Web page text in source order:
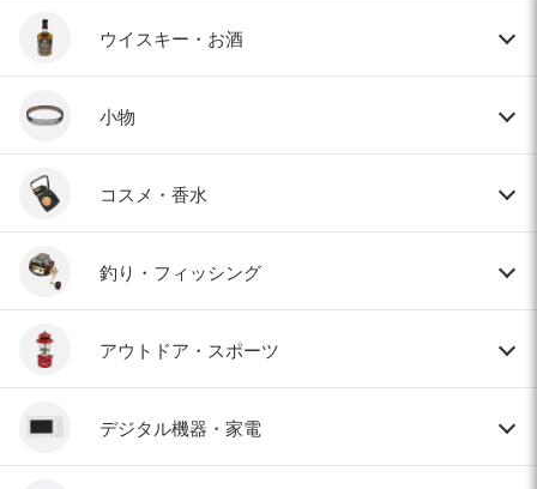
ウイスキー・お酒
小物
コスメ・香水
釣り・フィッシング
アウトドア・スポーツ
デジタル機器・家電